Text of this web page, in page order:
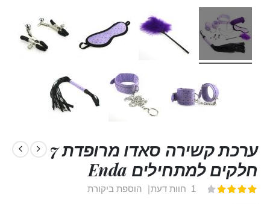
ערכת קשירה סאדו מרופדת 7
חלקים למתחילים Enda
דירוג:
1 חוות דעת הוספת ביקורת